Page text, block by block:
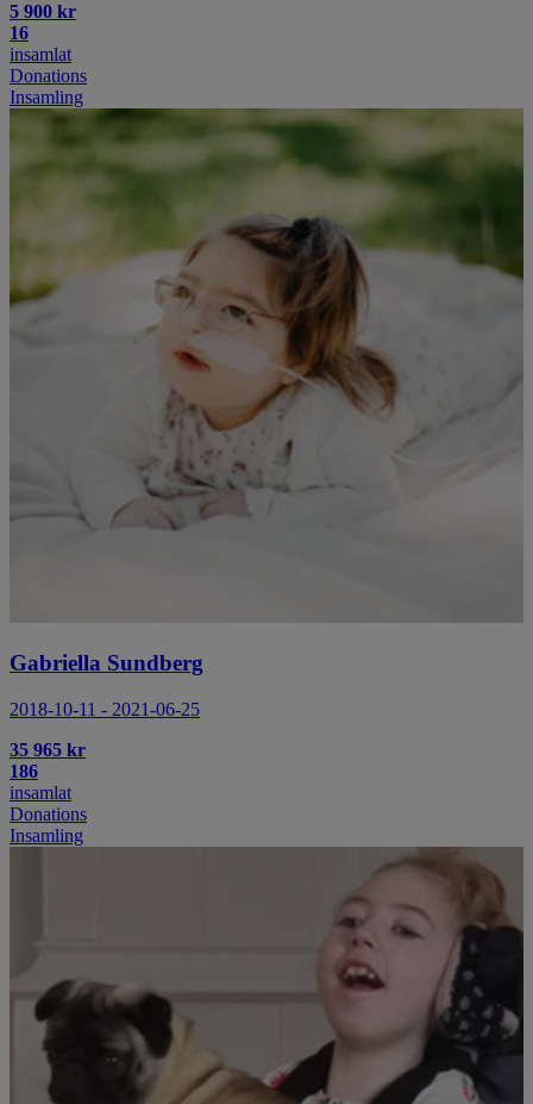
5 900 kr
16
insamlat
Donations
Insamling
Gabriella Sundberg
2018-10-11 - 2021-06-25
35 965 kr
186
insamlat
Donations
Insamling